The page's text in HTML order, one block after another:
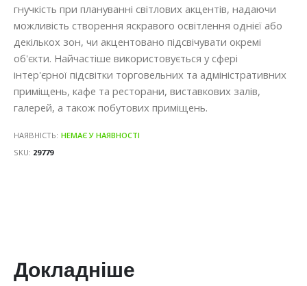
гнучкість при плануванні світлових акцентів, надаючи
можливість створення яскравого освітлення однієї або
декількох зон, чи акцентовано підсвічувати окремі
об'єкти. Найчастіше використовується у сфері
інтер'єрної підсвітки торговельних та адміністративних
приміщень, кафе та ресторани, виставкових залів,
галерей, а також побутових приміщень.
НАЯВНІСТЬ: НЕМАЄ У НАЯВНОСТІ
SKU 29779
Докладніше